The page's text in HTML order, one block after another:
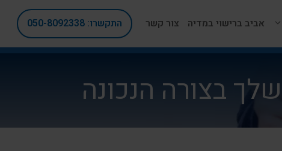
אביב ברישוי במדיה צור קשר התקשרו: 050-8092338
בצורה הנכונה